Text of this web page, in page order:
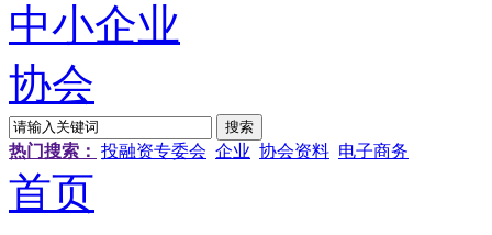
热门搜索： 投融资专委会 企业 协会资料 电子商务
首页